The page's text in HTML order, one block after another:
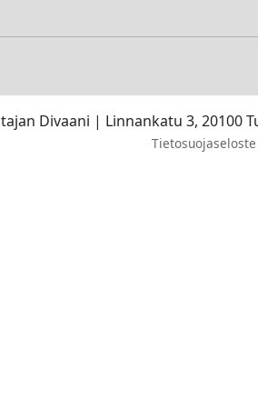
Divaani | Linnankatu 3, 20100
Tietosuojaseloste